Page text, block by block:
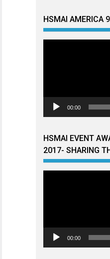
HSMAI AMERICA
00:00
HSMAI EVENT
2017- SHARING
00:00